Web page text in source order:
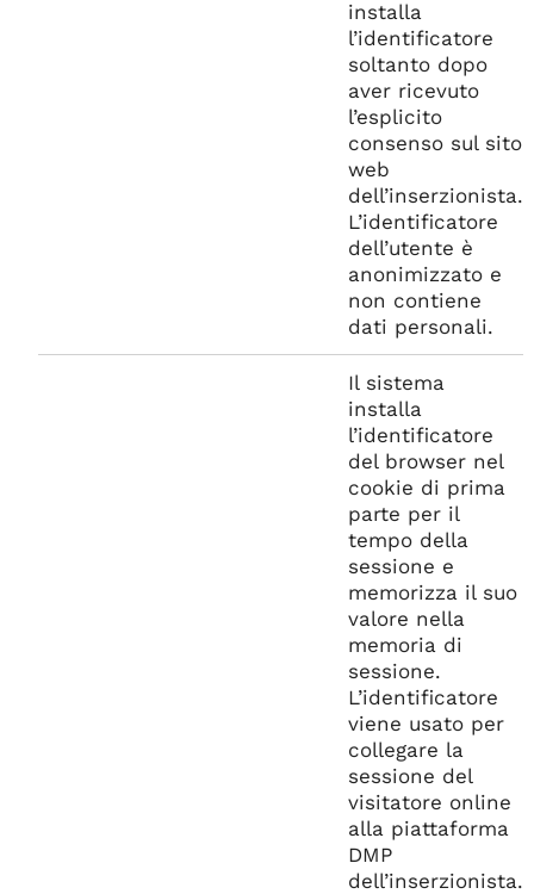
installa
l’identificatore
soltanto dopo
aver ricevuto
l’esplicito
consenso sul sito
web
dell’inserzionista.
L’identificatore
dell’utente è
anonimizzato e
non contiene
dati personali.
Il sistema
installa
l’identificatore
del browser nel
cookie di prima
parte per il
tempo della
sessione e
memorizza il suo
valore nella
memoria di
sessione.
L’identificatore
viene usato per
collegare la
sessione del
visitatore online
alla piattaforma
DMP
dell’inserzionista.